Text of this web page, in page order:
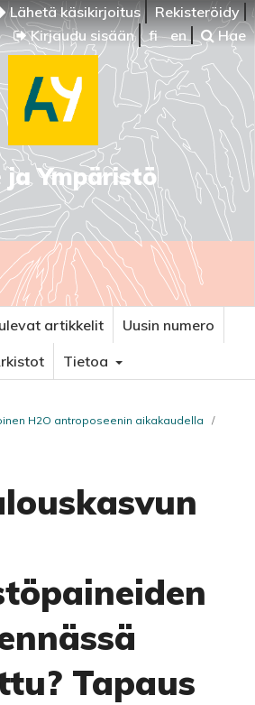
Lähetä käsikirjoitus
Rekisteröidy
Kirjaudu sisään
fi en Hae
ja Ympäristö
artikkelit
Uusin numero
Tietoa
H2O antroposeenin aikakaudella
/
Tapaus